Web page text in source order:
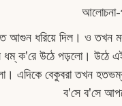
আলােচনা-
আগুন ধরিয়ে দিল। ও
ক'রে উঠে পড়লো। উঠে
এদিকে বেকুবরা তখন
ব'সে ব'সে